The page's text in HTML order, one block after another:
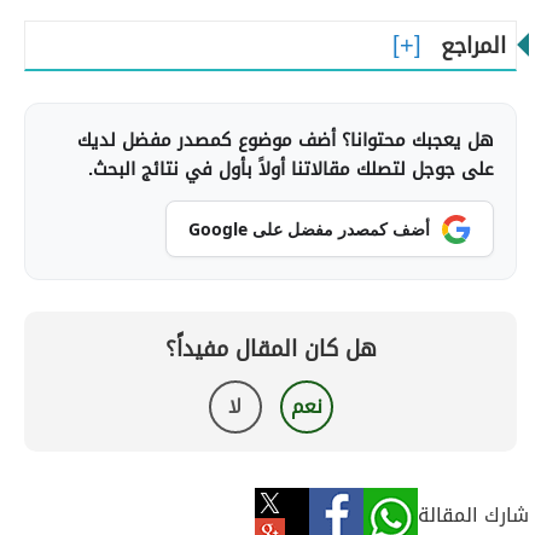
المراجع
هل يعجبك محتوانا؟ أضف موضوع كمصدر مفضل لديك
على جوجل لتصلك مقالاتنا أولاً بأول في نتائج البحث.
أضف كمصدر مفضل على Google
هل كان المقال مفيداً؟
نعم لا
شارك المقالة